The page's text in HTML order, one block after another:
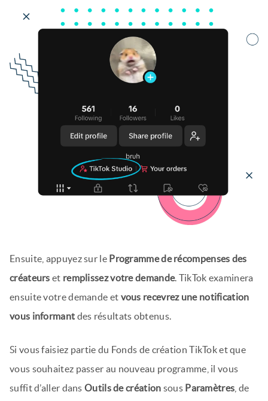
Ensuite, appuyez sur le Programme de récompenses des
créateurs et remplissez votre demande. TikTok examinera
ensuite votre demande et vous recevrez une notification
vous informant des résultats obtenus.
Si vous faisiez partie du Fonds de création TikTok et que
vous souhaitez passer au nouveau programme, il vous
suffit d’aller dansOutils de création sous Paramètres , de